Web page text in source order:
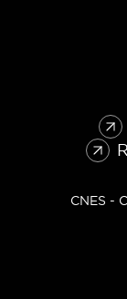
CNES -